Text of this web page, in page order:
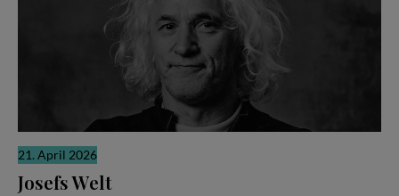
21. April 2026
Josefs Welt